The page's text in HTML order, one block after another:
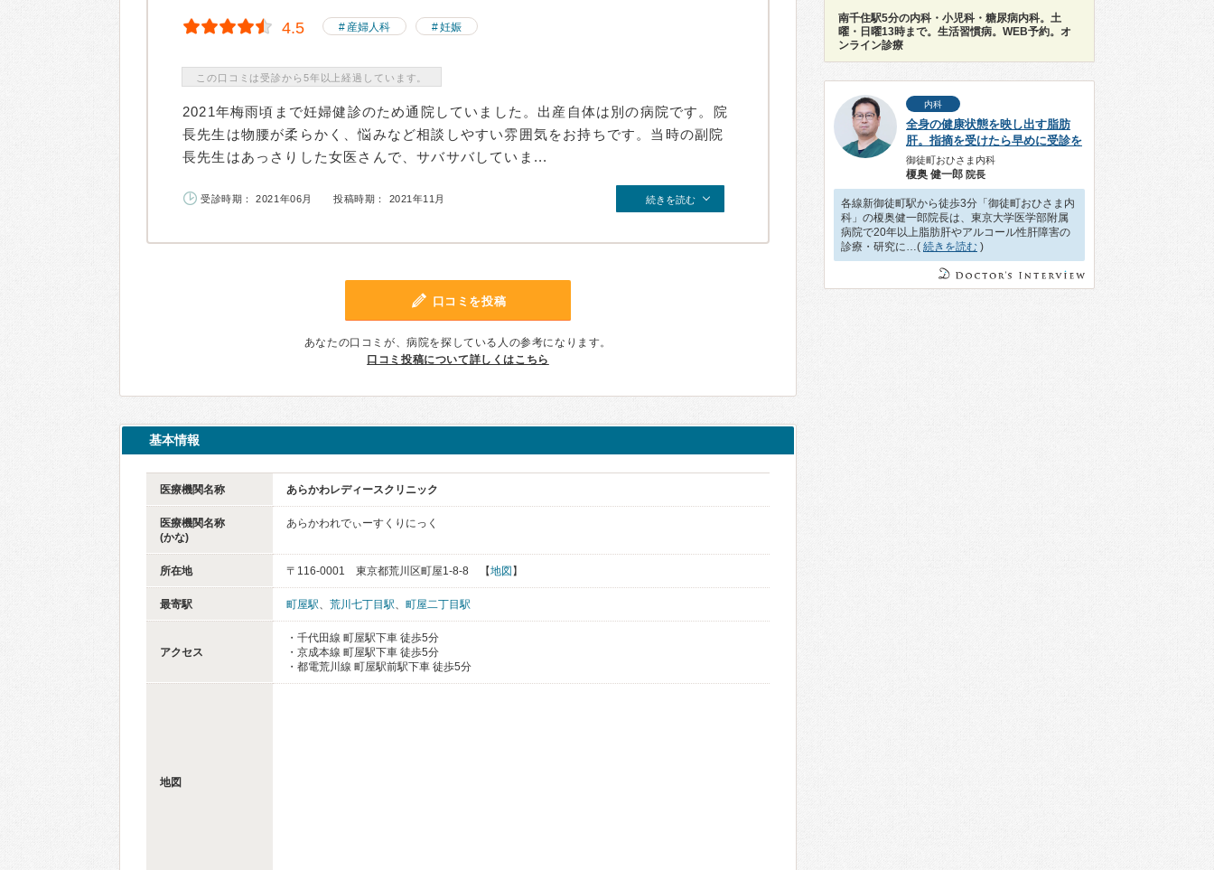
4.5 産婦人科 妊娠
この口コミは受診から5年以上経過しています。
2021年梅雨頃まで妊婦健診のため通院していました。出産自体は別の病院です。院
長先生は物腰が柔らかく、悩みなど相談しやすい雰囲気をお持ちです。当時の副院
長先生はあっさりした女医さんで、サバサバしていま...
受診時期： 2021年06月 投稿時期： 2021年11月 続きを読む
口コミを投稿
あなたの口コミが、病院を探している人の参考になります。
口コミ投稿について詳しくはこちら
基本情報
医療機関名称 あらかわレディースクリニック
医療機関名称
(かな)
あらかわれでぃーすくりにっく
所在地 〒116-0001 東京都荒川区町屋1-8-8 【地図 】
最寄駅 町屋駅、 荒川七丁目駅、 町屋二丁目駅
アクセス
・千代田線 町屋駅下車 徒歩5分
・京成本線 町屋駅下車 徒歩5分
・都電荒川線 町屋駅前駅下車 徒歩5分
地図
南千住駅5分の内科・小児科・糖尿病内科。土
曜・日曜13時まで。生活習慣病。WEB予約。オ
ンライン診療
内科
全身の健康状態を映し出す脂肪
肝。指摘を受けたら早めに受診を
御徒町おひさま内科
榎奥 健一郎 院長
各線新御徒町駅から徒歩3分「御徒町おひさま内
科」の榎奥健一郎院長は、東京大学医学部附属
病院で20年以上脂肪肝やアルコール性肝障害の
診療・研究に…( 続きを読む )